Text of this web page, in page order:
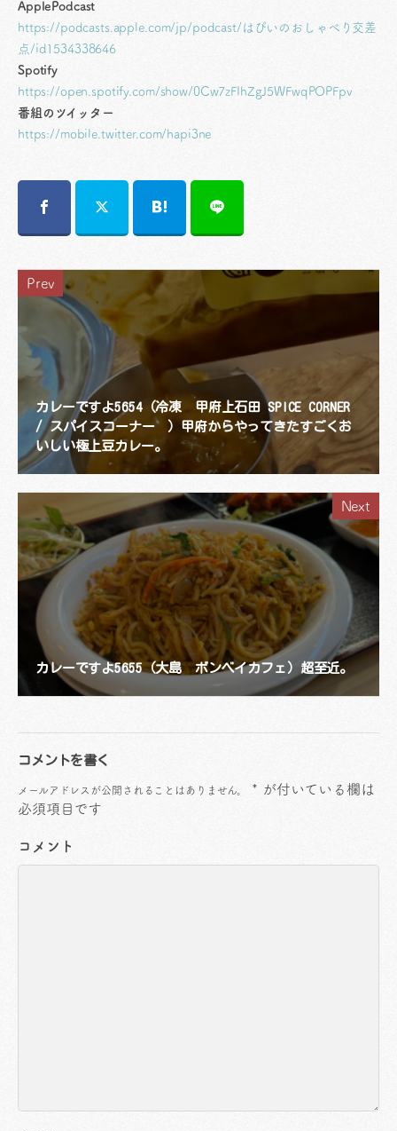
ApplePodcast
https://podcasts.apple.com/jp/podcast/はぴいのおしゃべり交差
点/id1534338646
Spotify
https://open.spotify.com/show/0Cw7zFIhZgJ5WFwqPOPFpv
番組のツイッター
https://mobile.twitter.com/hapi3ne
Prev
カレーですよ5654（冷凍 甲府上石田 SPICE CORNER
/ スパイスコーナー ）甲府からやってきたすごくお
いしい極上豆カレー。
Next
カレーですよ5655（大島 ボンベイカフェ）超至近。
コメントを書く
メールアドレスが公開されることはありません。 * が付いている欄は
必須項目です
コメント